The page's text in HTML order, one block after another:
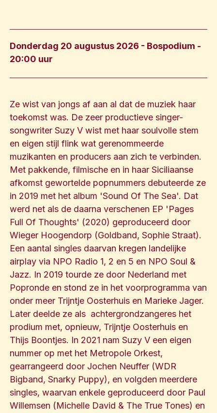
Donderdag 20 augustus 2026 - Bospodium -
20:00 uur
Ze wist van jongs af aan al dat de muziek haar
toekomst was. De zeer productieve singer-
songwriter Suzy V wist met haar soulvolle stem
en eigen stijl flink wat gerenommeerde
muzikanten en producers aan zich te verbinden.
Met pakkende, filmische en in haar Siciliaanse
afkomst gewortelde popnummers debuteerde ze
in 2019 met het album 'Sound Of The Sea'. Dat
werd net als de daarna verschenen EP 'Pages
Full Of Thoughts' (2020) geproduceerd door
Wieger Hoogendorp (Goldband, Sophie Straat).
Een aantal singles daarvan kregen landelijke
airplay via NPO Radio 1, 2 en 5 en NPO Soul &
Jazz. In 2019 tourde ze door Nederland met
Popronde en stond ze in het voorprogramma van
onder meer Trijntje Oosterhuis en Marieke Jager.
Later deelde ze als achtergrondzangeres het
prodium met, opnieuw, Trijntje Oosterhuis en
Thijs Boontjes. In 2021 nam Suzy V een eigen
nummer op met het Metropole Orkest,
gearrangeerd door Jochen Neuffer (WDR
Bigband, Snarky Puppy), en volgden meerdere
singles, waarvan enkele geproduceerd door Paul
Willemsen (Michelle David & The True Tones) en